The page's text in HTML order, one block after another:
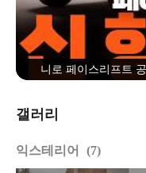
니로 페이스리프트
갤러리
익스테리어 7